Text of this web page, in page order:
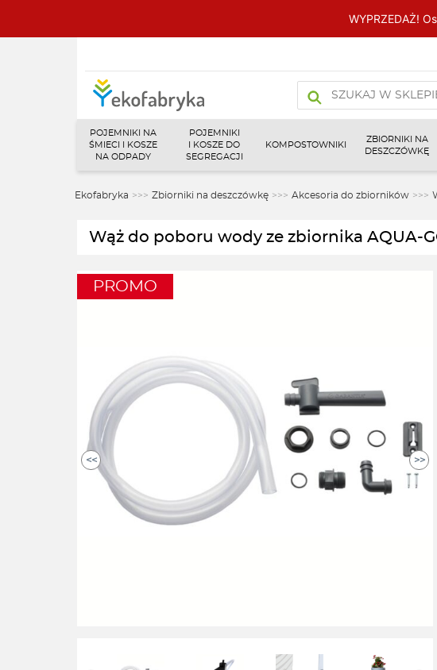
WYPRZEDAŻ!
produktów
POJEMNIKI NA
ŚMIECI I KOSZE
NA ODPADY
POJEMNIKI
I KOSZE DO
SEGREGACJI
KOMPOSTOWNIKI
ZBIORNIKI NA
DESZCZÓWKĘ
Ekofabryka >>> Zbiorniki na deszczówkę >>> Akcesoria do zbiorników >>>
Wąż do poboru wody ze zbiornika AQUA-
PROMO
<< >>